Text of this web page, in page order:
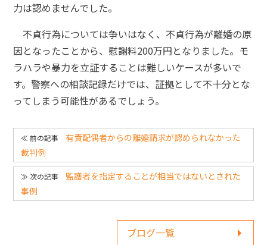
力は認めませんでした。
不貞行為については争いはなく、不貞行為が離婚の原
因となったことから、慰謝料200万円となりました。モ
ラハラや暴力を立証することは難しいケースが多いで
す。警察への相談記録だけでは、証拠として不十分とな
ってしまう可能性があるでしょう。
有責配偶者からの離婚請求が認められなかった
裁判例
監護者を指定することが相当ではないとされた
事例
ブログ一覧